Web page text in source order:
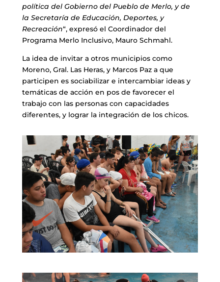
política del Gobierno del Pueblo de Merlo, y de
la Secretaría de Educación, Deportes, y
Recreación“, expresó el Coordinador del
Programa Merlo Inclusivo, Mauro Schmahl.
La idea de invitar a otros municipios como
Moreno, Gral. Las Heras, y Marcos Paz a que
participen es sociabilizar e intercambiar ideas y
temáticas de acción en pos de favorecer el
trabajo con las personas con capacidades
diferentes, y lograr la integración de los chicos.